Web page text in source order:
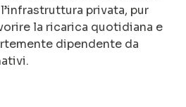
privata, pur
la ricarica quotidiana e
dipendente da